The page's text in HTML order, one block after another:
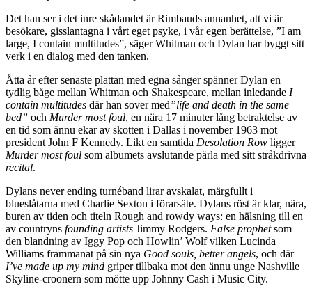
Det han ser i det inre skådandet är Rimbauds annanhet, att vi är
besökare, gisslantagna i vårt eget psyke, i vår egen berättelse, ”I am
large, I contain multitudes”, säger Whitman och Dylan har byggt sitt
verk i en dialog med den tanken.
Åtta år efter senaste plattan med egna sånger spänner Dylan en
tydlig båge mellan Whitman och Shakespeare, mellan inledande I
contain multitudes där han sover med”life and death in the same
bed” och Murder most foul, en nära 17 minuter lång betraktelse av
en tid som ännu ekar av skotten i Dallas i november 1963 mot
president John F Kennedy. Likt en samtida Desolation Row ligger
Murder most foul som albumets avslutande pärla med sitt stråkdrivna
recital.
Dylans never ending turnéband lirar avskalat, märgfullt i
blueslåtarna med Charlie Sexton i förarsäte. Dylans röst är klar, nära,
buren av tiden och titeln Rough and rowdy ways: en hälsning till en
av countryns founding artists Jimmy Rodgers. False prophetsom
den blandning av Iggy Pop och Howlin’ Wolf vilken Lucinda
Williams frammanat på sin nya Good souls, better angels, och där
I’ve made up my mind griper tillbaka mot den ännu unge Nashville
Skyline-croonern som mötte upp Johnny Cash i Music City.